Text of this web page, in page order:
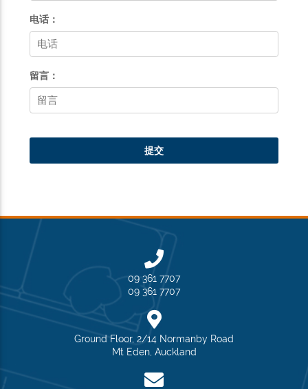
09 361 7707
09 361 7707
Ground Floor, 2/14 Normanby Road
Mt Eden, Auckland